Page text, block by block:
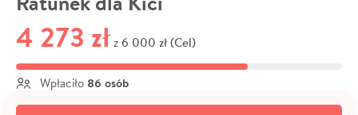
4 273 zł z 6 000 zł (Cel)
Wpłaciło 86 osób